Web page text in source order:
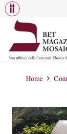
Home